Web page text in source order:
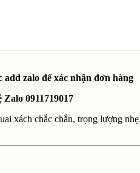
zalo để xác nhận đơn hàng
0911719017
xách chắc chắn, trọng lượng